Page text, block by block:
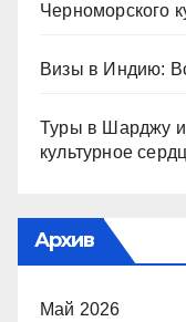
Черноморского
Визы в Индию:
Туры в Шарджу
культурное
Архив
Май 2026